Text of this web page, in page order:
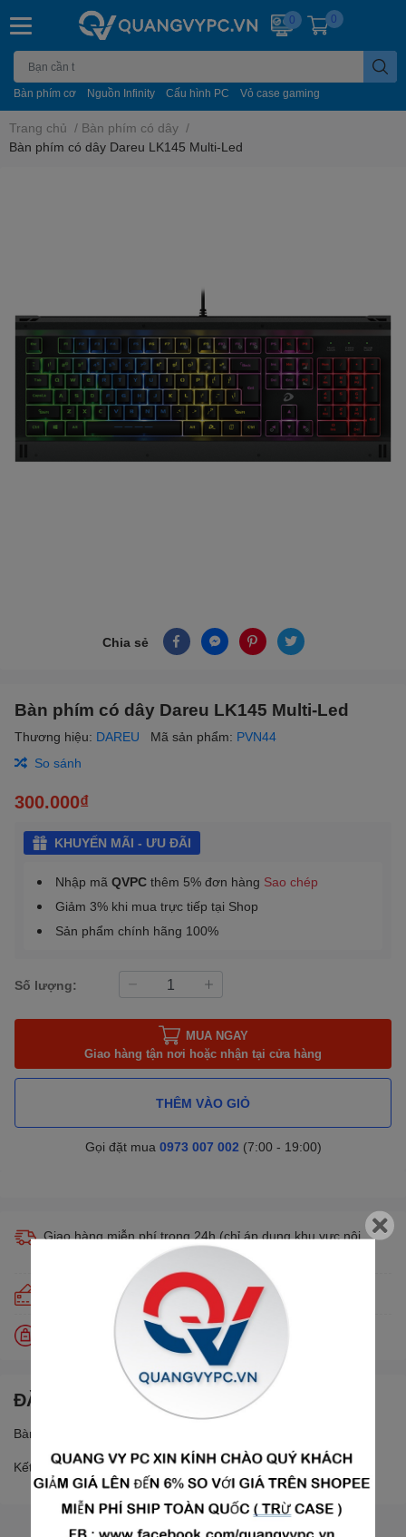
Bàn phím cơ Nguồn Infinity Cấu hình PC Vỏ case gaming
0 0
Trang chủ / Bàn phím có dây /
Bàn phím có dây Dareu LK145 Multi-Led
Chia sẻ
Bàn phím có dây Dareu LK145 Multi-Led
Thương hiệu: DAREU Mã sản phẩm: PVN44
So sánh
300.000₫
KHUYẾN MÃI - ƯU ĐÃI
Nhập mã QVPC thêm 5% đơn hàng Sao chép
Giảm 3% khi mua trực tiếp tại Shop
Sản phẩm chính hãng 100%
Số lượng:
MUA NGAY
Giao hàng tận nơi hoặc nhận tại cửa hàng
THÊM VÀO GIỎ
Gọi đặt mua 0973 007 002 (7:00 - 19:00)
Giao hàng miễn phí trong 24h (chỉ áp dụng khu vực nội
Trả góp lãi suất 0% qua thẻ tín dụng Visa, Master, JCB
Đổi trả miễn phí trong 30 ngày
ĐẶC ĐIỂM NỔI BẬT
Bàn phím gaming LK145 có led 7 màu
Kết nối : USB 2.0